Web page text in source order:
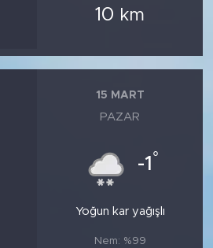
10 km
15 MART
PAZAR
-1 °
Yoğun kar yağışlı
Nem: %99